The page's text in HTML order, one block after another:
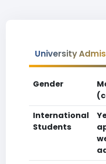
University
Gender
International
Students